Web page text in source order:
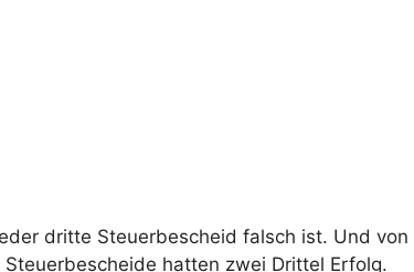
dritte Steuerbescheid falsch ist. Und von
hatten zwei Drittel Erfolg.